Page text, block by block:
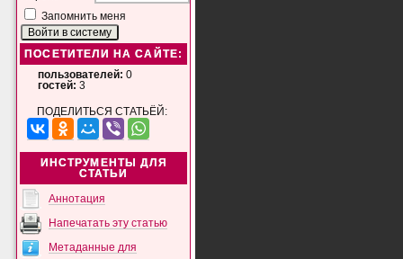
Запомнить меня
ПОСЕТИТЕЛИ НА САЙТЕ:
пользователей: 0
гостей: 3
ПОДЕЛИТЬСЯ СТАТЬЁЙ:
ИНСТРУМЕНТЫ ДЛЯ
СТАТЬИ
Аннотация
Напечатать эту статью
Метаданные для